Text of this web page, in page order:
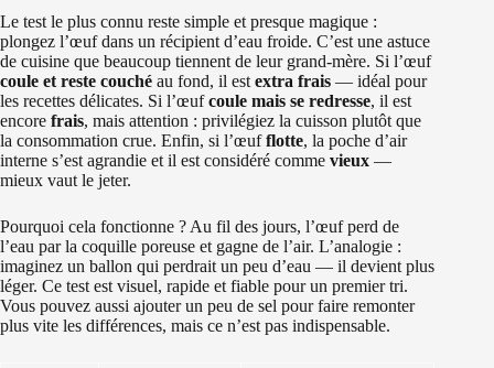
Le test le plus connu reste simple et presque magique :
plongez l’œuf dans un récipient d’eau froide. C’est une astuce
de cuisine que beaucoup tiennent de leur grand‑mère. Si l’œuf
coule et reste couché au fond, il est extra frais — idéal pour
les recettes délicates. Si l’œufcoule mais se redresse, il est
encore frais, mais attention : privilégiez la cuisson plutôt que
la consommation crue. Enfin, si l’œufflotte, la poche d’air
interne s’est agrandie et il est considéré comme vieux —
mieux vaut le jeter.
Pourquoi cela fonctionne ? Au fil des jours, l’œuf perd de
l’eau par la coquille poreuse et gagne de l’air. L’analogie :
imaginez un ballon qui perdrait un peu d’eau — il devient plus
léger. Ce test est visuel, rapide et fiable pour un premier tri.
Vous pouvez aussi ajouter un peu de sel pour faire remonter
plus vite les différences, mais ce n’est pas indispensable.